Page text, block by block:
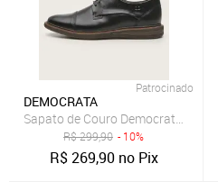
Patrocinado
DEMOCRATA
Sapato de Couro Democrata Liso
R$299,90 - 10%
R$269,90no Pix